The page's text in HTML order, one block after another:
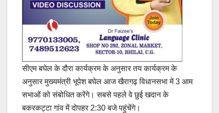
सीएम बघेल के दौरा कार्यक्रम के अनुसार तय कार्यक्रम के
अनुसार मुख्यमंत्री भूपेश बघेल आज खैरागढ़ विधानसभा में 3 आम
सभाओं को संबोधित करेंगे। सबसे पहले वे छुई खदान के
बकरकट्टा गांव में दोपहर 2:30 बजे पहुंचेंगे।